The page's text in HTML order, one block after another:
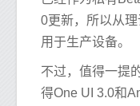
0更新，所以从
用于生产设备。
不过，值得一提
得One UI 3.0和